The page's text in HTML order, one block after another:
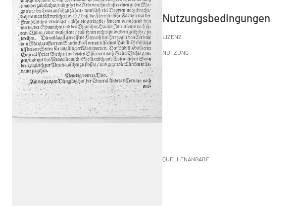
Nutzungsbedingungen
LIZENZ
NUTZUNG
QUELLENANGABE